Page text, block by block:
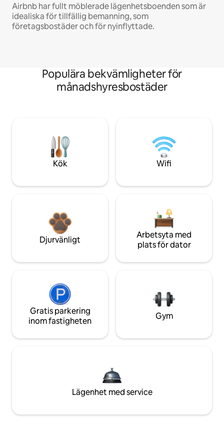
Airbnb har fullt möblerade lägenhetsboenden som är
idealiska för tillfällig bemanning, som
företagsbostäder och för nyinflyttade.
Populära bekvämligheter för
månadshyresbostäder
Kök Wifi
Djurvänligt
Arbetsyta med
plats för dator
Gratis parkering
inom fastigheten
Gym
Lägenhet med service